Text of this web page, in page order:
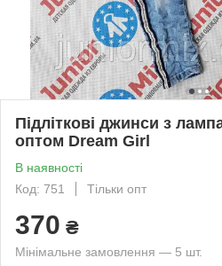
Підліткові джинси з
оптом Dream Girl
В наявності
Код: 751
Тільки опт
370 ₴
Мінімальне замовлення — 5 шт.